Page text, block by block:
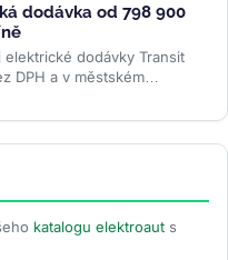
dodávka od 798 900
dodávky Transit
DPH a v městském
katalogu elektroaut s